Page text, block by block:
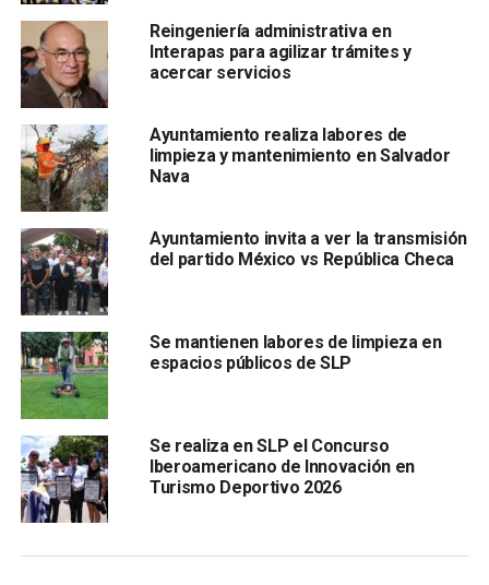
Blue Demon Jr agradeció la organización de este
importante evento al alcalde Enrique Galindo y le regaló
una máscara oficial. Por su parte, el orgullo potosino
Alberto “El Patrón”, reconoció el gran interés de la afición
potosina por los espectaculares eventos de lucha libre
que ha llevado a casi el Gobierno de la Capital.
En la contienda estelar, una bat alla de leyendas, fue
protagonizada por Alberto del Río, LA Park y Espectro Jr
ganaron Blue Demon Jr, Sam Adonis y Texano Jr, después
de una serie de traiciones en ambos bandos. Esta
espectacular confrontación mantuvo en absoluta emoción
al público asistente al Domo Centro de Espectáculos.
En la contienda semiestelar, denominada “batalla de
Reingeniería administrativa en
Interapas para agilizar trámites y
acercar servicios
Ayuntamiento realiza labores de
limpieza y mantenimiento en Salvador
Nava
Ayuntamiento invita a ver la transmisión
del partido México vs República Checa
Se mantienen labores de limpieza en
espacios públicos de SLP
Se realiza en SLP el Concurso
Iberoamericano de Innovación en
Turismo Deportivo 2026